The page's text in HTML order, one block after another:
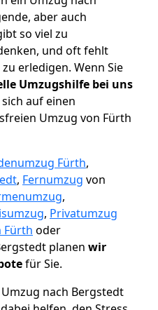
aber auch
so viel zu
und oft fehlt
erledigen. Wenn Sie
Umzugshilfe bei uns
auf einen
Umzug von Fürth
Fürth,
, Fernumzug von
,
, Privatumzug
Fürth oder
planen wir
für Sie.
nach Bergstedt